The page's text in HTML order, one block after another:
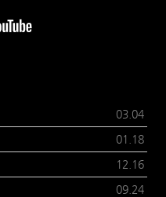
03.04
01.18
12.16
09.24